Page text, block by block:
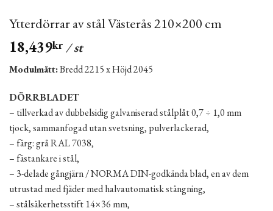
Ytterdörrar av stål Västerås 210×200 cm
18,439kr / st
Modulmått:Bredd 2215 x Höjd 2045
DÖRRBLADET
– tillverkad av dubbelsidig galvaniserad stålplåt 0,7 ÷ 1,0 mm
tjock, sammanfogad utan svetsning, pulverlackerad,
– färg: grå RAL 7038,
– fästankare i stål,
– 3-delade gångjärn / NORMA DIN-godkända blad, en av dem
utrustad med fjäder med halvautomatisk stängning,
– stålsäkerhetsstift 14×36 mm,